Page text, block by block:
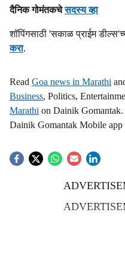
h
r
e
दैनिक गोमंतकचेसदस्य व्हा
शॉपिंगसाठी 'सकाळ प्राईम
करा.
Read Goa news in Marathi
Business, Politics,
Marathi on Dainik Gomantak.
Dainik Gomantak Mobile